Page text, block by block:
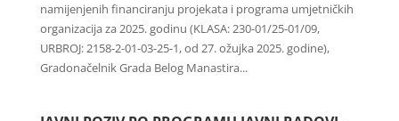
namijenjenih financiranju projekata i programa umjetničkih
organizacija za 2025. godinu (KLASA: 230-01/25-01/09,
URBROJ: 2158-2-01-03-25-1, od 27. ožujka 2025. godine),
Gradonačelnik Grada Belog Manastira...